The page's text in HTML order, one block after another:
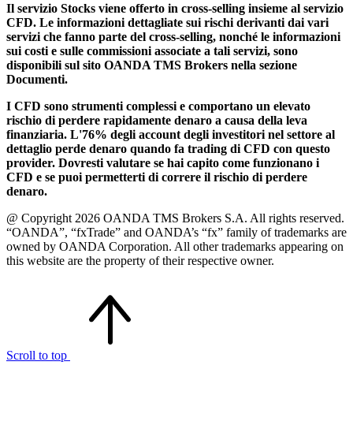
Il servizio Stocks viene offerto in cross-selling insieme al servizio
CFD. Le informazioni dettagliate sui rischi derivanti dai vari
servizi che fanno parte del cross-selling, nonché le informazioni
sui costi e sulle commissioni associate a tali servizi, sono
disponibili sul sito OANDA TMS Brokers nella sezione
Documenti.
I CFD sono strumenti complessi e comportano un elevato
rischio di perdere rapidamente denaro a causa della leva
finanziaria. L'76% degli account degli investitori nel settore al
dettaglio perde denaro quando fa trading di CFD con questo
provider. Dovresti valutare se hai capito come funzionano i
CFD e se puoi permetterti di correre il rischio di perdere
denaro.
@ Copyright 2026 OANDA TMS Brokers S.A. All rights reserved.
“OANDA”, “fxTrade” and OANDA’s “fx” family of trademarks are
owned by OANDA Corporation. All other trademarks appearing on
this website are the property of their respective owner.
Scroll to top